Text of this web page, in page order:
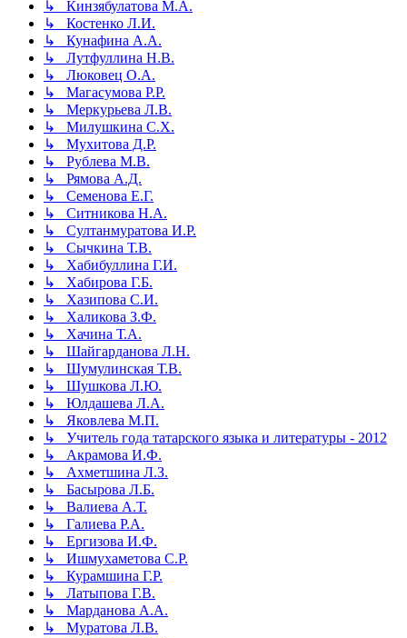
↳ Кинзябулатова М.А.
↳ Костенко Л.И.
↳ Кунафина А.А.
↳ Лутфуллина Н.В.
↳ Люковец О.А.
↳ Магасумова Р.Р.
↳ Меркурьева Л.В.
↳ Милушкина С.Х.
↳ Мухитова Д.Р.
↳ Рублева М.В.
↳ Рямова А.Д.
↳ Семенова Е.Г.
↳ Ситникова Н.А.
↳ Султанмуратова И.Р.
↳ Сычкина Т.В.
↳ Хабибуллина Г.И.
↳ Хабирова Г.Б.
↳ Хазипова С.И.
↳ Халикова З.Ф.
↳ Хачина Т.А.
↳ Шайгарданова Л.Н.
↳ Шумулинская Т.В.
↳ Шушкова Л.Ю.
↳ Юлдашева Л.А.
↳ Яковлева М.П.
↳ Учитель года татарского языка и литературы - 2012
↳ Акрамова И.Ф.
↳ Ахметшина Л.З.
↳ Басырова Л.Б.
↳ Валиева А.Т.
↳ Галиева Р.А.
↳ Ергизова И.Ф.
↳ Ишмухаметова С.Р.
↳ Курамшина Г.Р.
↳ Латыпова Г.В.
↳ Марданова А.А.
↳ Муратова Л.В.